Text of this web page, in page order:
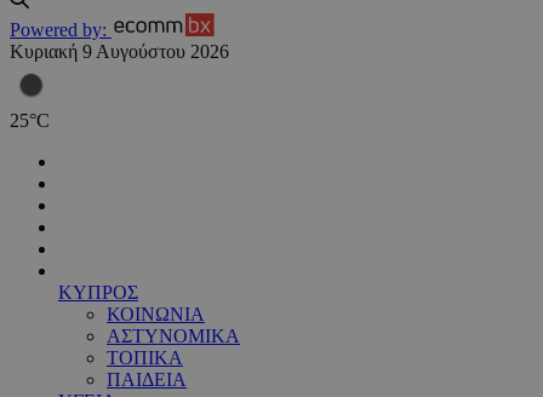
Powered by:
Κυριακή 9 Αυγούστου 2026
25°C
ΚΥΠΡΟΣ
ΚΟΙΝΩΝΙΑ
ΑΣΤΥΝΟΜΙΚΑ
ΤΟΠΙΚΑ
ΠΑΙΔΕΙΑ